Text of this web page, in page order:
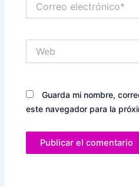
electrónico*
Guarda mi nombre,
este navegador para la